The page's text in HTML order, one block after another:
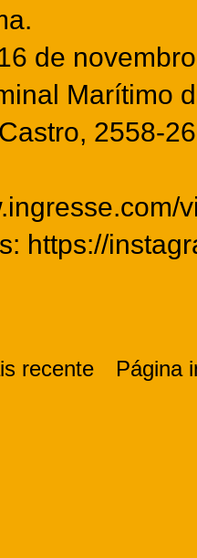
de
Marítimo
2558-
https://
recente Página